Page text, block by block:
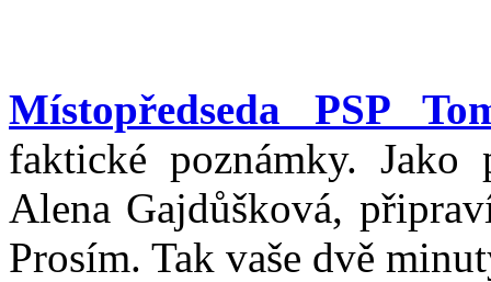
Místopředseda PSP
faktické poznámky.
Alena Gajdůšková,
Prosím. Tak vaše dvě